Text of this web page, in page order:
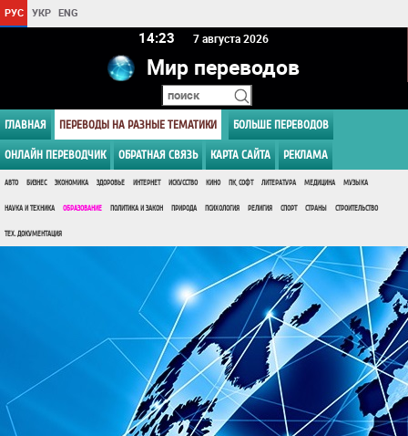
РУС УКР ENG
14:23 7 августа 2026
Мир переводов
ГЛАВНАЯ ПЕРЕВОДЫ НА РАЗНЫЕ ТЕМАТИКИ БОЛЬШЕ ПЕРЕВОДОВ
ОНЛАЙН ПЕРЕВОДЧИК ОБРАТНАЯ СВЯЗЬ КАРТА САЙТА РЕКЛАМА
АВТО БИЗНЕС ЭКОНОМИКА ЗДОРОВЬЕ ИНТЕРНЕТ ИСКУССТВО КИНО ПК, СОФТ ЛИТЕРАТУРА МЕДИЦИНА МУЗЫКА
НАУКА И ТЕХНИКА ОБРАЗОВАНИЕ ПОЛИТИКА И ЗАКОН ПРИРОДА ПСИХОЛОГИЯ РЕЛИГИЯ СПОРТ СТРАНЫ СТРОИТЕЛЬСТВО
ТЕХ. ДОКУМЕНТАЦИЯ